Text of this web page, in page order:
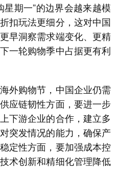
期一”的边界会越来越模
扣玩法更细分，这对中国
早洞察需求端变化、更精
一轮购物季中占据更有利
外购物节，中国企业仍需
应链韧性方面，要进一步
下游企业的合作，建立多
突发情况的能力，确保产
定性方面，要加强成本控
术创新和精细化管理降低